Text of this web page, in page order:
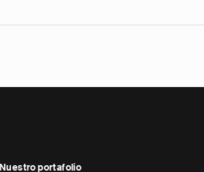
Nuestro portafolio